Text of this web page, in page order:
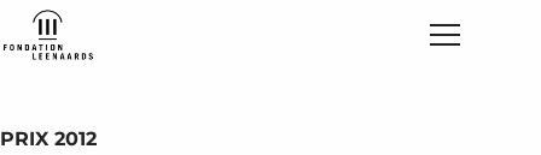
PRIX 2012